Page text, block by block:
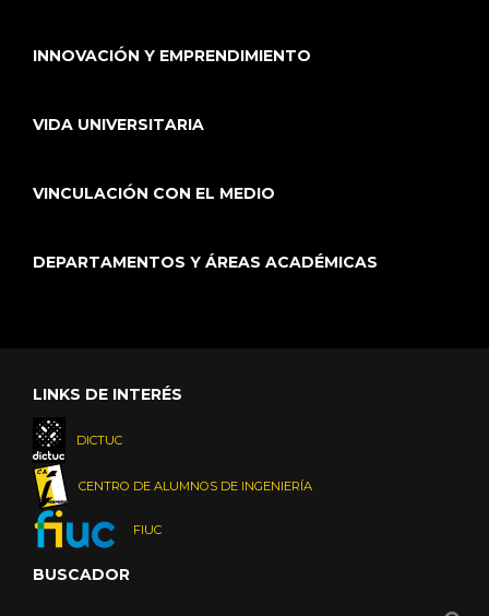
INNOVACIÓN Y EMPRENDIMIENTO
VIDA UNIVERSITARIA
VINCULACIÓN CON EL MEDIO
DEPARTAMENTOS Y ÁREAS ACADÉMICAS
LINKS DE INTERÉS
DICTUC
CENTRO DE ALUMNOS DE INGENIERÍA
FIUC
BUSCADOR